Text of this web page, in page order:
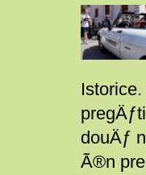
douÄƒ
Ã®n